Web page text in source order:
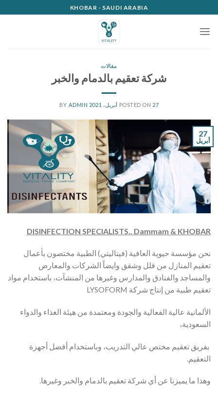
to
content
KHOBAR - SAUDI ARABIA
مقالات
شركة تعقيم بالدمام والخبر
POSTED ON 27 أبريل، 2021 ADMIN
27
أبريل
DISINFECTION SPECIALISTS.. Dammam & KHOBAR
نحن مؤسسة حيوية العافية (فيتاليتي) الطبية مختصون بأعمال
تعقيم المنازل من فلل وشقق وايضاً الشركات والمعارض
والمساجد والفنادق والمدارس وغيرها من المنشآت، باستخدام مواد
تعقيم طبية من إنتاج شركة LYSOFORM
الألمانية عالية الفعالية والجودة ومعتمدة من هيئة الغذاء والدواء
السعودية،
بفريق تعقيم مختص عالي التدريب، وباستخدام أفضل أجهزة
التعقيم.
وهذا ما يميزنا عن أي شركة تعقيم بالدمام والخبر وغيرها.